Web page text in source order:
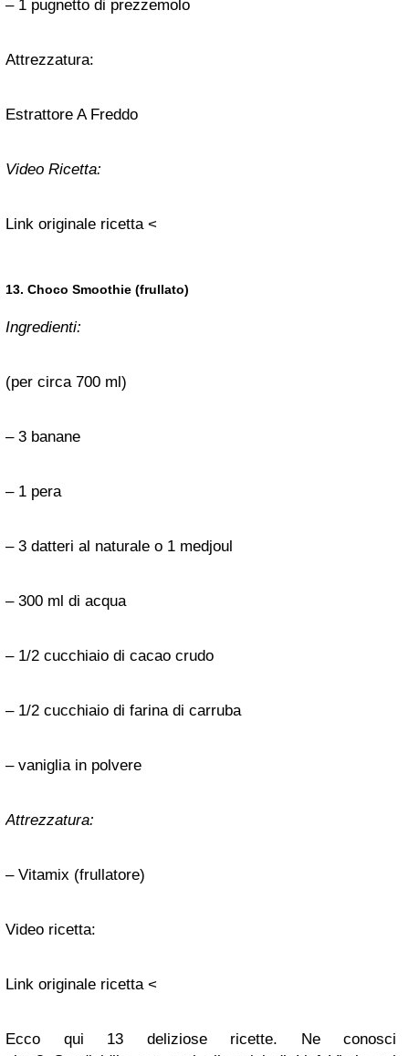
– 1 pugnetto di prezzemolo
Attrezzatura:
Estrattore A Freddo
Video Ricetta:
Link originale ricetta <
13. Choco Smoothie (frullato)
Ingredienti:
(per circa 700 ml)
– 3 banane
– 1 pera
– 3 datteri al naturale o 1 medjoul
– 300 ml di acqua
– 1/2 cucchiaio di cacao crudo
– 1/2 cucchiaio di farina di carruba
– vaniglia in polvere
Attrezzatura:
– Vitamix (frullatore)
Video ricetta:
Link originale ricetta <
Ecco qui 13 deliziose ricette. Ne conosci